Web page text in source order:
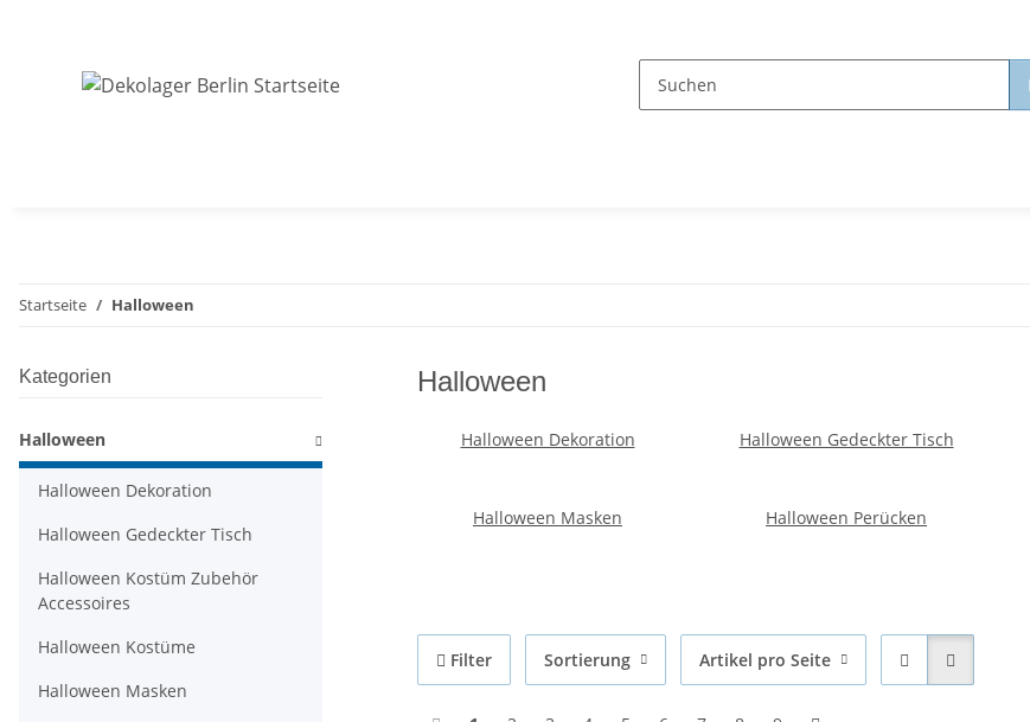
Startseite Halloween
Halloween
Halloween Dekoration Halloween Gedeckter Tisch
Halloween Masken Halloween Perücken
Filter Sortierung Artikel pro Seite
Kategorien
Halloween
Halloween Dekoration
Halloween Gedeckter Tisch
Halloween Kostüm Zubehör
Accessoires
Halloween Kostüme
Halloween Masken